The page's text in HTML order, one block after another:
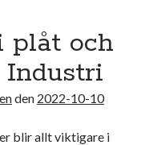
säkerhetsrisk
plåt och
den 2022-10-10
blir allt viktigare i